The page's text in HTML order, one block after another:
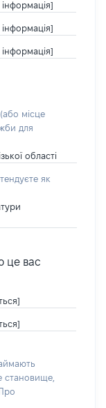
(або місце
для
області
як
це вас
становище,